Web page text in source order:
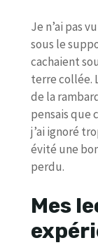
Je n’ai pas
sous le
cachaient
terre collée.
de la
pensais que
j’ai ignoré
évité une
perdu.
Mes